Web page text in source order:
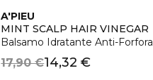
A'PIEU
MINT SCALP HAIR VINEGAR
Balsamo Idratante Anti-Forfora
14,32 €
17,90 €